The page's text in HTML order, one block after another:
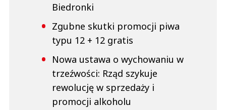
Biedronki
Zgubne skutki promocji piwa
typu 12 + 12 gratis
Nowa ustawa o wychowaniu w
trzeźwości: Rząd szykuje
rewolucję w sprzedaży i
promocji alkoholu